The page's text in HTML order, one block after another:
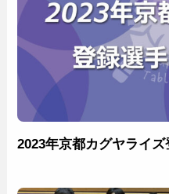
2023年京都カグヤライ